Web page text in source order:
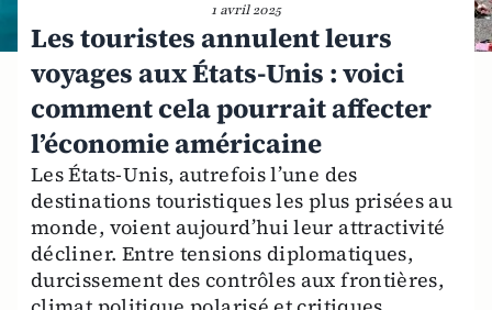
1 avril 2025
Les touristes annulent leurs
voyages aux États-Unis : voici
comment cela pourrait affecter
l’économie américaine
Les États-Unis, autrefois l’une des
destinations touristiques les plus prisées au
monde, voient aujourd’hui leur attractivité
décliner. Entre tensions diplomatiques,
durcissement des contrôles aux frontières,